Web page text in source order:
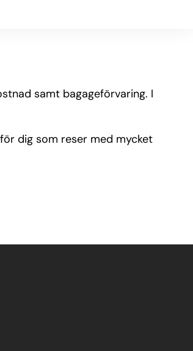
samt bagageförvaring. I
dig som reser med mycket